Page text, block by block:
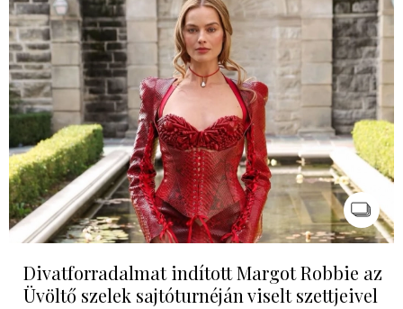
Divatforradalmat indított Margot Robbie az
Üvöltő szelek sajtóturnéján viselt szettjeivel